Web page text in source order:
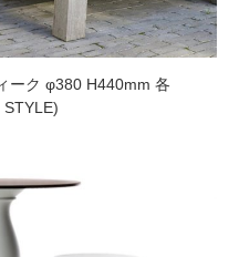
ーク φ380 H440mm 各